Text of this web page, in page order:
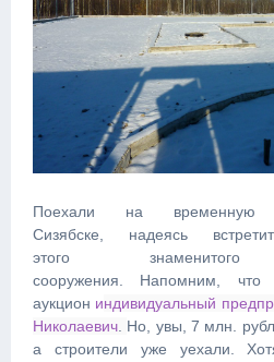
Поехали на
Сизябске, надеясь
этого знаменитого
сооружения. Напомним, что
аукцион индивидуальный
Николаевич Но, увы, 7 млн.
а строители уже уехали.